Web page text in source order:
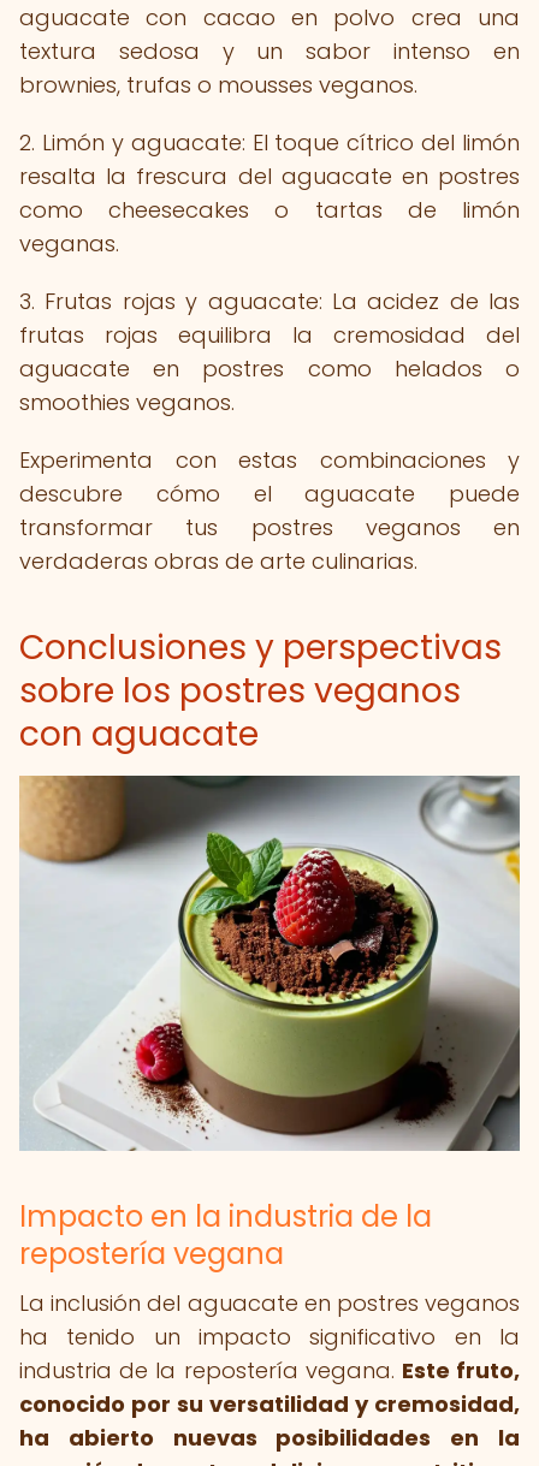
aguacate con cacao en polvo crea una
textura sedosa y un sabor intenso en
brownies, trufas o mousses veganos.
2. Limón y aguacate: El toque cítrico del limón
resalta la frescura del aguacate en postres
como cheesecakes o tartas de limón
veganas.
3. Frutas rojas y aguacate: La acidez de las
frutas rojas equilibra la cremosidad del
aguacate en postres como helados o
smoothies veganos.
Experimenta con estas combinaciones y
descubre cómo el aguacate puede
transformar tus postres veganos en
verdaderas obras de arte culinarias.
Conclusiones y perspectivas
sobre los postres veganos
con aguacate
Impacto en la industria de la
repostería vegana
La inclusión del aguacate en postres veganos
ha tenido un impacto significativo en la
industria de la repostería vegana. Este fruto,
conocido por su versatilidad y cremosidad,
ha abierto nuevas posibilidades en la